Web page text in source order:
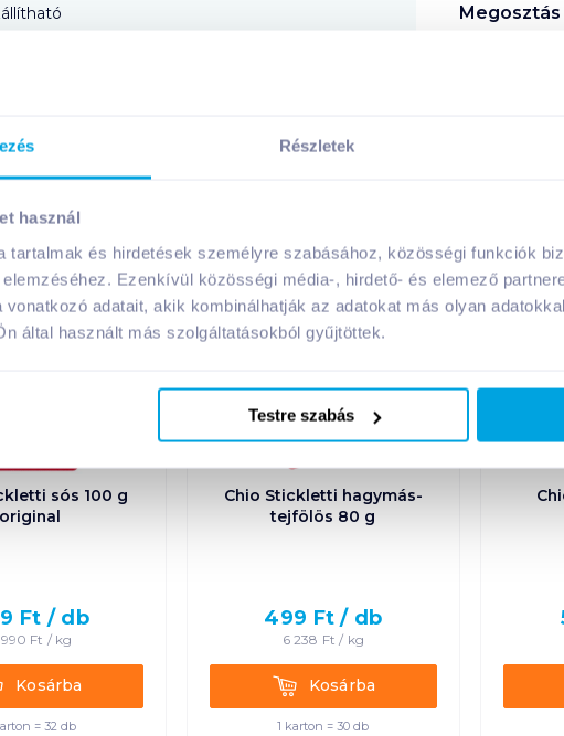
Részletek
használ
tartalmak és hirdetések személyre szabásához, közösségi funkciók
Ezenkívül közösségi média-, hirdető- és elemező
vonatkozó adatait, akik kombinálhatják az adatokat más olyan
által használt más szolgáltatásokból gyűjtöttek.
Testre szabás
Megosztás
sós 100 g
original
Ft / db
Ft / kg
Kosárba
= 32 db
Chio Stickletti hagymás-
tejfölös 80 g
499 Ft / db
6 238 Ft / kg
KosárbaKosárba
1 karton = 30 db